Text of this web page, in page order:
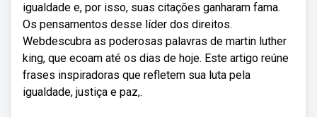
igualdade e, por isso, suas citações ganharam fama.
Os pensamentos desse líder dos direitos.
Webdescubra as poderosas palavras de martin luther
king, que ecoam até os dias de hoje. Este artigo reúne
frases inspiradoras que refletem sua luta pela
igualdade, justiça e paz,.